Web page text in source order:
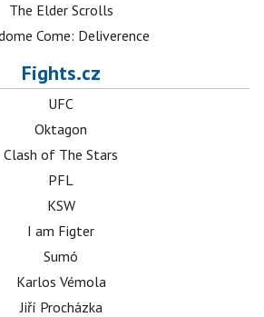
The Elder Scrolls
Come: Deliverence
Fights.cz
UFC
Oktagon
Clash of The Stars
PFL
KSW
I am Figter
Sumó
Karlos Vémola
Jiří Procházka